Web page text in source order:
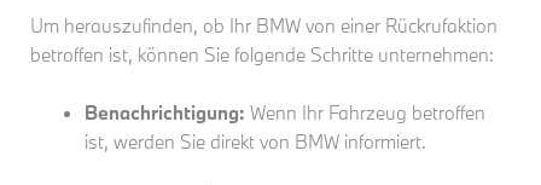
Um herauszufinden, ob Ihr BMW von einer Rückrufaktion
betroffen ist, können Sie folgende Schritte unternehmen:
Benachrichtigung: Wenn Ihr Fahrzeug betroffen
ist, werden Sie direkt von BMW informiert.